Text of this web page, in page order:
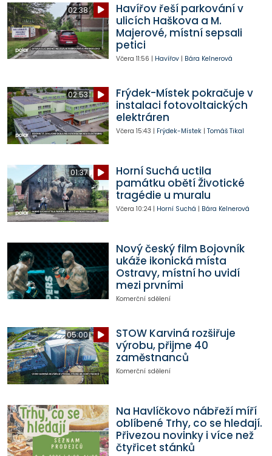
02:38
Havířov řeší parkování v
ulicích Haškova a M.
Majerové, místní sepsali
petici
Včera 11:56 | Havířov| Bára Kelnerová
02:53
Frýdek-Místek pokračuje v
instalaci fotovoltaických
elektráren
Včera 15:43 | Frýdek-Místek| Tomáš Tikal
01:37
Horní Suchá uctila
památku obětí Životické
tragédie u muralu
Včera 10:24| Horní Suchá | Bára Kelnerová
Nový český film Bojovník
ukáže ikonická místa
Ostravy, místní ho uvidí
mezi prvními
Komerční sdělení
05:00
STOW Karviná rozšiřuje
výrobu, přijme 40
zaměstnanců
Komerční sdělení
Na Havlíčkovo nábřeží míří
oblíbené Trhy, co se hledají.
Přivezou novinky i více než
čtyřicet stánků